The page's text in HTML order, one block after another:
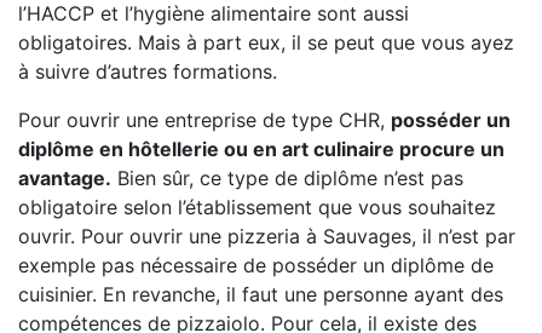
l’HACCP et l’hygiène alimentaire sont aussi
obligatoires. Mais à part eux, il se peut que vous ayez
à suivre d’autres formations.
Pour ouvrir une entreprise de type CHR, posséder un
diplôme en hôtellerie ou en art culinaire procure un
avantage. Bien sûr, ce type de diplôme n’est pas
obligatoire selon l’établissement que vous souhaitez
ouvrir. Pour ouvrir une pizzeria à Sauvages, il n’est par
exemple pas nécessaire de posséder un diplôme de
cuisinier. En revanche, il faut une personne ayant des
compétences de pizzaiolo. Pour cela, il existe des